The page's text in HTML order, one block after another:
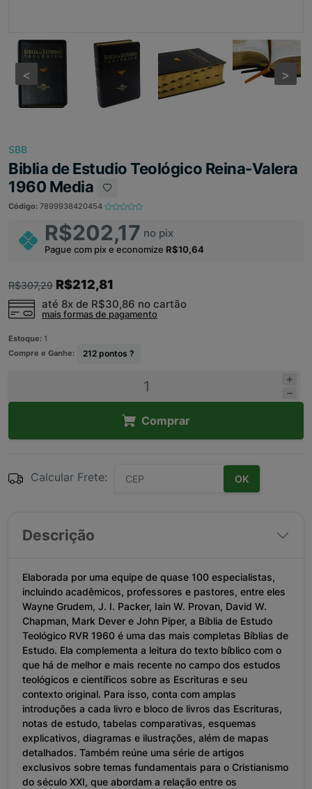
< >
< >
SBB
Biblia de Estudio Teológico Reina-Valera
1960 Media
Código: 7899938420454
R$202,17 no pix
Pague com pix e economize R$10,64
R$307,29 R$212,81
até 8x de R$30,86 no cartão
mais formas de pagamento
Estoque: 1
Compre e Ganhe:
212 pontos ?
Comprar
Calcular Frete: OK
Descrição
Elaborada por uma equipe de quase 100 especialistas,
incluindo acadêmicos, professores e pastores, entre eles
Wayne Grudem, J. I. Packer, Iain W. Provan, David W.
Chapman, Mark Dever e John Piper, a Bíblia de Estudo
Teológico RVR 1960 é uma das mais completas Bíblias de
Estudo. Ela complementa a leitura do texto bíblico com o
que há de melhor e mais recente no campo dos estudos
teológicos e científicos sobre as Escrituras e seu
contexto original. Para isso, conta com amplas
introduções a cada livro e bloco de livros das Escrituras,
notas de estudo, tabelas comparativas, esquemas
explicativos, diagramas e ilustrações, além de mapas
detalhados. Também reúne uma série de artigos
exclusivos sobre temas fundamentais para o Cristianismo
do século XXI, que abordam a relação entre os